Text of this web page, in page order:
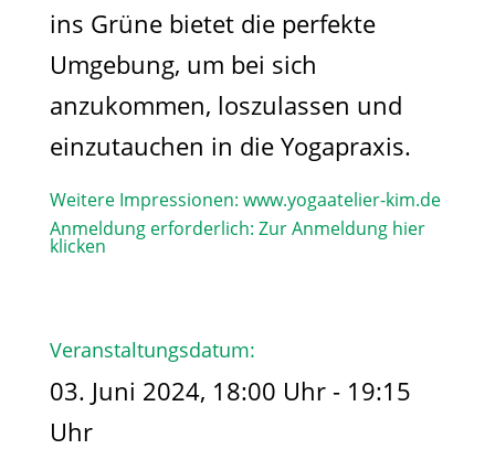
ins Grüne bietet die perfekte
Umgebung, um bei sich
anzukommen, loszulassen und
einzutauchen in die Yogapraxis.
Weitere Impressionen: www.yogaatelier-kim.de​
Anmeldung erforderlich: Zur Anmeldung hier
klicken
Veranstaltungsdatum:
03. Juni 2024, 18:00 Uhr - 19:15
Uhr